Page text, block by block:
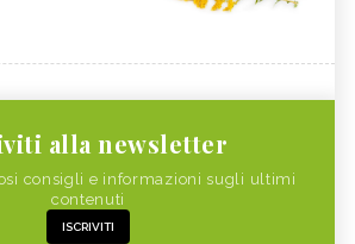
alla newsletter
consigli e informazioni sugli ultimi
contenuti
ISCRIVITI